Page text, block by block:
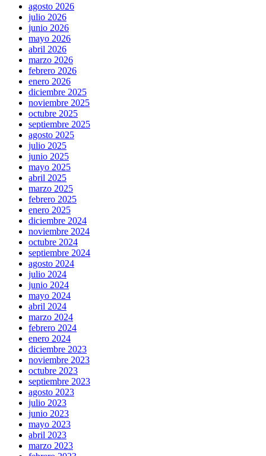
agosto 2026
julio 2026
junio 2026
mayo 2026
abril 2026
marzo 2026
febrero 2026
enero 2026
diciembre 2025
noviembre 2025
octubre 2025
septiembre 2025
agosto 2025
julio 2025
junio 2025
mayo 2025
abril 2025
marzo 2025
febrero 2025
enero 2025
diciembre 2024
noviembre 2024
octubre 2024
septiembre 2024
agosto 2024
julio 2024
junio 2024
mayo 2024
abril 2024
marzo 2024
febrero 2024
enero 2024
diciembre 2023
noviembre 2023
octubre 2023
septiembre 2023
agosto 2023
julio 2023
junio 2023
mayo 2023
abril 2023
marzo 2023